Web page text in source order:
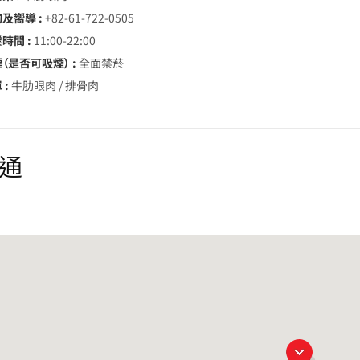
及嚮導 : +82-61-722-0505
時間 : 11:00-22:00
是否可吸煙） : 全面禁菸
: 牛肋眼肉 / 排骨肉